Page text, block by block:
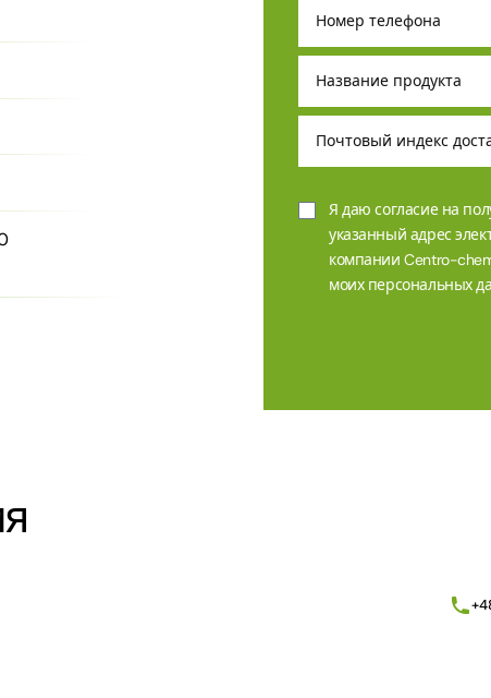
Я даю согласие на
указанный адрес
компании Centro-
моих персональных